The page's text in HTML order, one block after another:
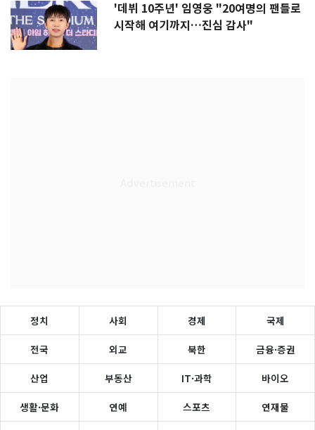
'데뷔 10주년' 임영웅 "20여명의 팬들로
시작해 여기까지…진심 감사"
정치 사회 경제 국제
전국 외교 북한 금융·증권
산업 부동산 IT·과학 바이오
생활·문화 연예 스포츠 연재물